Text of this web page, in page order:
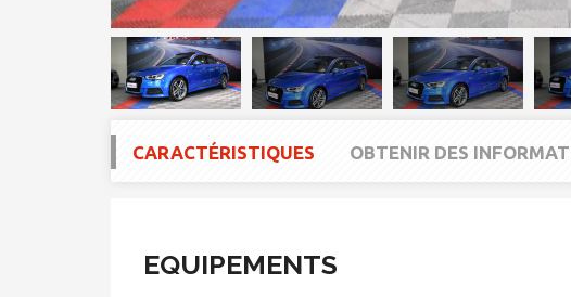
CARACTÉRISTIQUES OBTENIR DES
EQUIPEMENTS